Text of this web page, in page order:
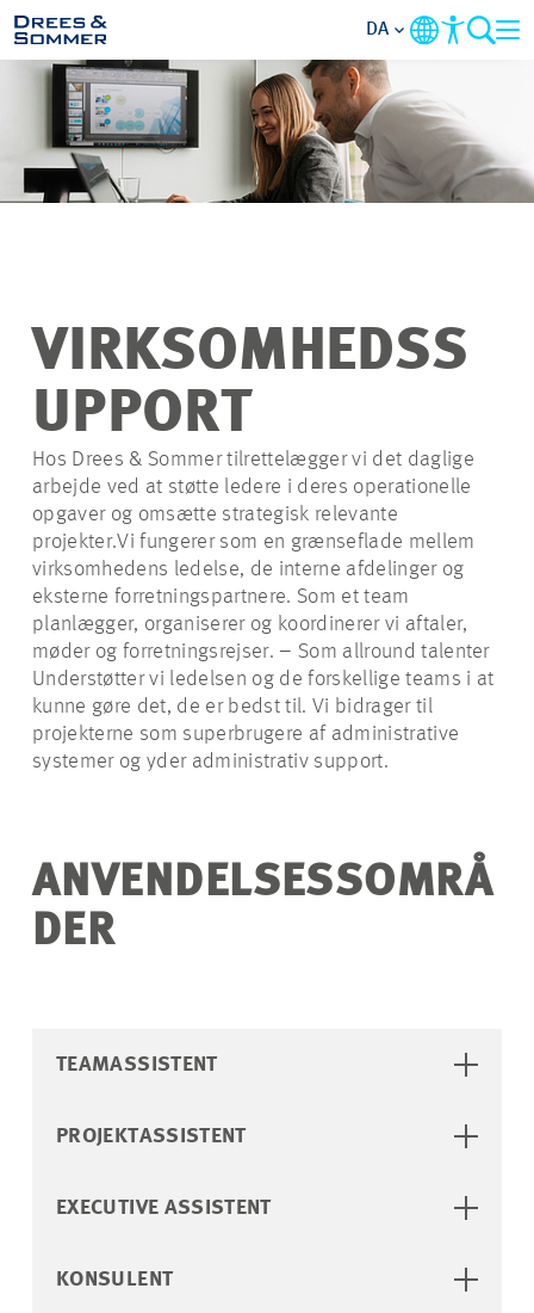
OVERSIGT
OM OS
STARTNIVEAUER
ALT OM
ANSØGNINGSPROCESSEN
JOBMULIGHEDER
DA
VIRKSOMHEDSS
UPPORT
Hos Drees & Sommer tilrettelægger vi det daglige
arbejde ved at støtte ledere i deres operationelle
opgaver og omsætte strategisk relevante
projekter.Vi fungerer som en grænseflade mellem
virksomhedens ledelse, de interne afdelinger og
eksterne forretningspartnere. Som et team
planlægger, organiserer og koordinerer vi aftaler,
møder og forretningsrejser. – Som allround talenter
Understøtter vi ledelsen og de forskellige teams i at
kunne gøre det, de er bedst til. Vi bidrager til
projekterne som superbrugere af administrative
systemer og yder administrativ support.
ANVENDELSESSOMRÅ
DER
TEAMASSISTENT
PROJEKTASSISTENT
EXECUTIVE ASSISTENT
KONSULENT